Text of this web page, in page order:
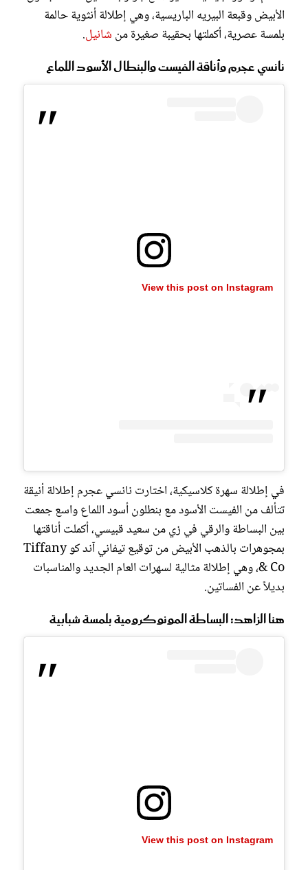
الأبيض وقبعة البيريه الباريسية، وهي إطلالة أنثوية حالمة
بلمسة عصرية، أكملتها بحقيبة صغيرة من شانيل.
نانسي عجرم وأناقة الفيست والبنطال الأسود اللماع
View this post on Instagram
في إطلالة سهرة كلاسيكية، اختارت نانسي عجرم إطلالة أنيقة
تتألف من الفيست الأسود مع بنطلون أسود اللماع واسع جمعت
بين البساطة والرقي في زي من سعيد قبيسي، أكملت أناقتها
بمجوهرات بالذهب الأبيض من توقيع تيفاني آند كو Tiffany
& Co، وهي إطلالة مثالية لسهرات العام الجديد والمناسبات
بديلاً عن الفساتين.
هنا الزاهد: البساطة المونوكرومية بلمسة شبابية
View this post on Instagram